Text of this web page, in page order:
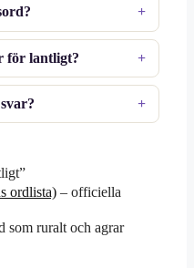
för lantligt?
ordlista)– officiella
som ruralt och agrar